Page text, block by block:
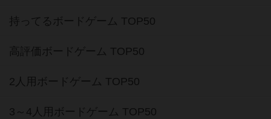
持ってるボードゲーム TOP50
高評価ボードゲーム TOP50
2人用ボードゲーム TOP50
3～4人用ボードゲーム TOP50